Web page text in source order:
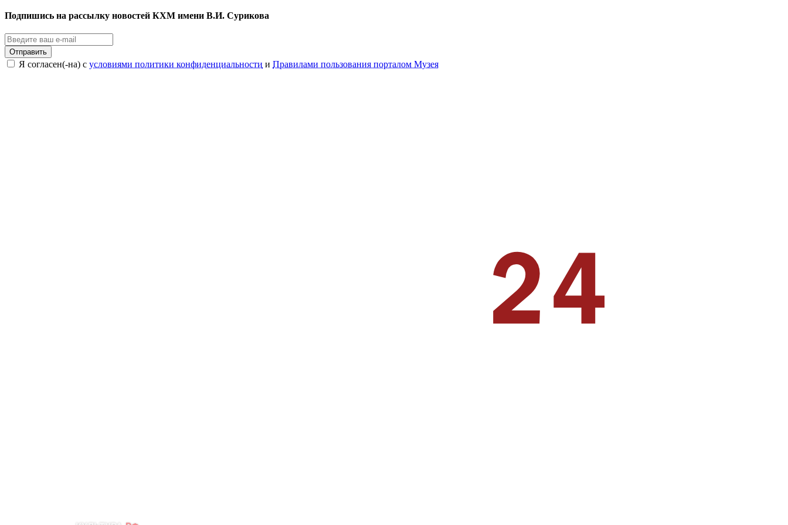
Подпишись на рассылку новостей КХМ имени В.И. Сурикова
Отправить
Я согласен(-на) с условиями политики конфиденциальности и Правилами пользования порталом Музея